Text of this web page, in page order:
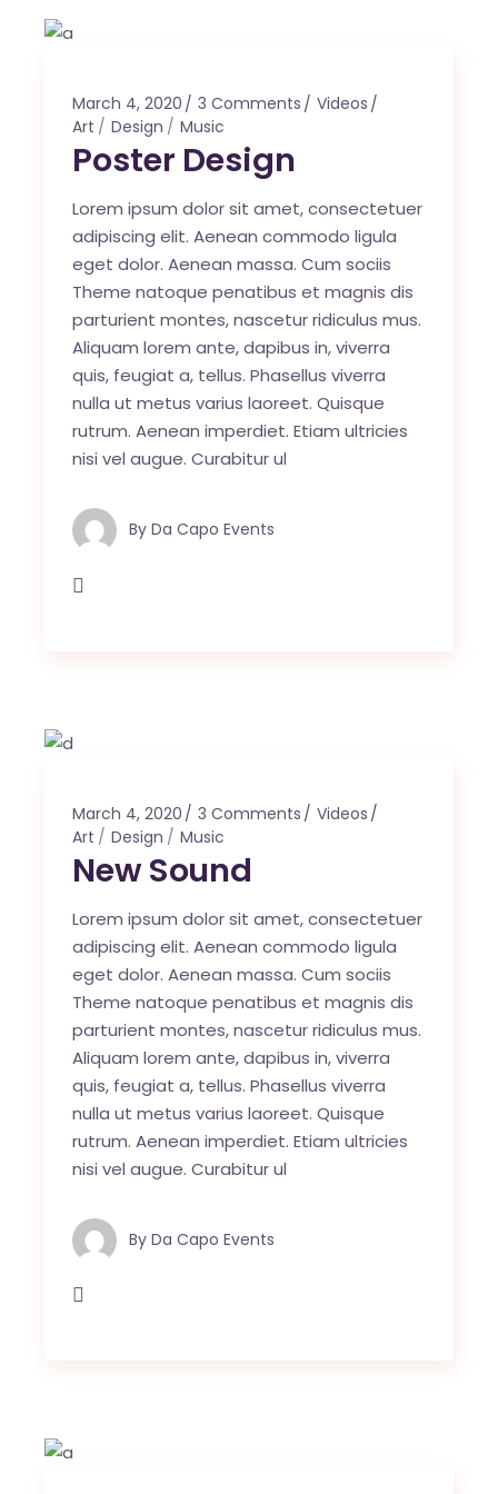
March 4, 2020 3 Comments
Videos
Art
Design Music
Poster Design
Lorem ipsum dolor sit amet, consectetuer
adipiscing elit. Aenean commodo ligula
eget dolor. Aenean massa. Cum sociis
Theme natoque penatibus et magnis dis
parturient montes, nascetur ridiculus mus.
Aliquam lorem ante, dapibus in, viverra
quis, feugiat a, tellus. Phasellus viverra
nulla ut metus varius laoreet. Quisque
rutrum. Aenean imperdiet. Etiam ultricies
nisi vel augue. Curabitur ul
By Da Capo Events
March 4, 2020 3 Comments
Videos
Art
Design Music
New Sound
Lorem ipsum dolor sit amet, consectetuer
adipiscing elit. Aenean commodo ligula
eget dolor. Aenean massa. Cum sociis
Theme natoque penatibus et magnis dis
parturient montes, nascetur ridiculus mus.
Aliquam lorem ante, dapibus in, viverra
quis, feugiat a, tellus. Phasellus viverra
nulla ut metus varius laoreet. Quisque
rutrum. Aenean imperdiet. Etiam ultricies
nisi vel augue. Curabitur ul
By Da Capo Events